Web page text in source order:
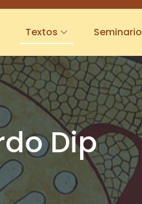
Textos Seminario
Dip